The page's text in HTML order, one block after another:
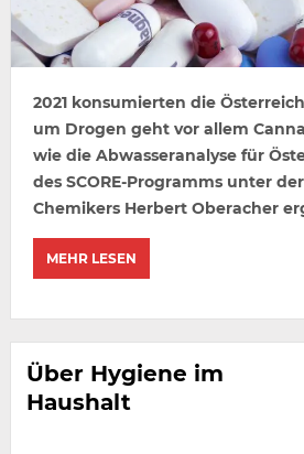
2021 konsumierten die
um Drogen geht vor allem
wie die Abwasseranalyse für
des SCORE-Programms unter
Chemikers Herbert Oberacher
MEHR LESEN
Über Hygiene im
Haushalt